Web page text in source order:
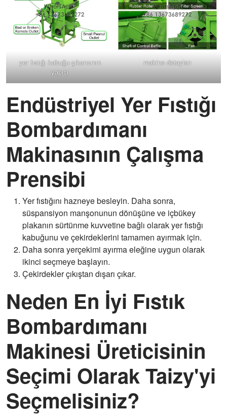
yer fıstığı kabuğu çıkarıcının
yapısı
makine detayları
Endüstriyel Yer Fıstığı
Bombardımanı
Makinasının Çalışma
Prensibi
Yer fıstığını hazneye besleyin. Daha sonra,
süspansiyon manşonunun dönüşüne ve içbükey
plakanın sürtünme kuvvetine bağlı olarak yer fıstığı
kabuğunu ve çekirdeklerini tamamen ayırmak için.
Daha sonra yerçekimi ayırma eleğine uygun olarak
ikinci seçmeye başlayın.
Çekirdekler çıkıştan dışarı çıkar.
Neden En İyi Fıstık
Bombardımanı
Makinesi Üreticisinin
Seçimi Olarak Taizy'yi
Seçmelisiniz?